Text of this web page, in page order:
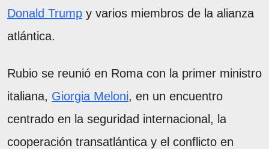
Donald Trump y varios miembros de la alianza
atlántica.
Rubio se reunió en Roma con la primer ministro
italiana, Giorgia Meloni, en un encuentro
centrado en la seguridad internacional, la
cooperación transatlántica y el conflicto en